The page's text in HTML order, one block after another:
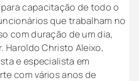
capacitação de todo o
que trabalham no
com duração de um dia,
Haroldo Christo Aleixo,
e especialista em
com vários anos de